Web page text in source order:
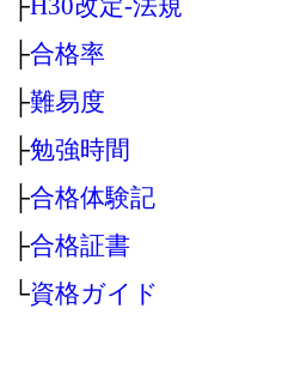
├合格率
├難易度
├勉強時間
├合格体験記
├合格証書
└資格ガイド